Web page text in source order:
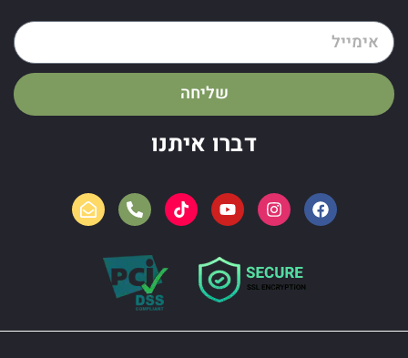
שליחה
דברו איתנו